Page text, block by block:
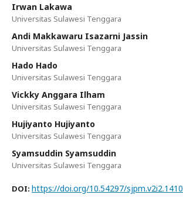
Irwan Lakawa
Universitas Sulawesi Tenggara
Andi Makkawaru Isazarni Jassin
Universitas Sulawesi Tenggara
Hado Hado
Universitas Sulawesi Tenggara
Vickky Anggara Ilham
Universitas Sulawesi Tenggara
Hujiyanto Hujiyanto
Universitas Sulawesi Tenggara
Syamsuddin Syamsuddin
Universitas Sulawesi Tenggara
DOI: https://doi.org/10.54297/sjpm.v2i2.1410